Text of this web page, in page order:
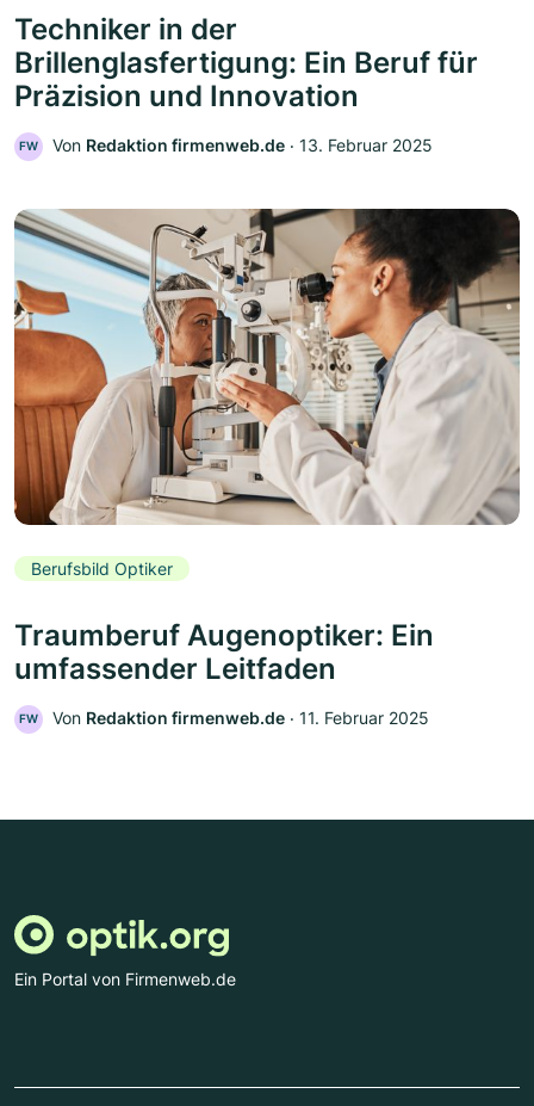
Techniker in der
Brillenglasfertigung: Ein Beruf für
Präzision und Innovation
FW Von Redaktion firmenweb.de ‧ 13. Februar 2025
Berufsbild Optiker
Traumberuf Augenoptiker: Ein
umfassender Leitfaden
FW Von Redaktion firmenweb.de ‧ 11. Februar 2025
Ein Portal von Firmenweb.de